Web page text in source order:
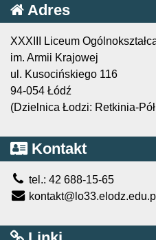
Adres
XXXIII Liceum
im. Armii Krajowej
ul. Kusocińskiego 116
94-054 Łódź
(Dzielnica Łodzi: Retkinia-
Kontakt
tel.: 42 688-15-65
kontakt@lo33.elodz.edu.pl